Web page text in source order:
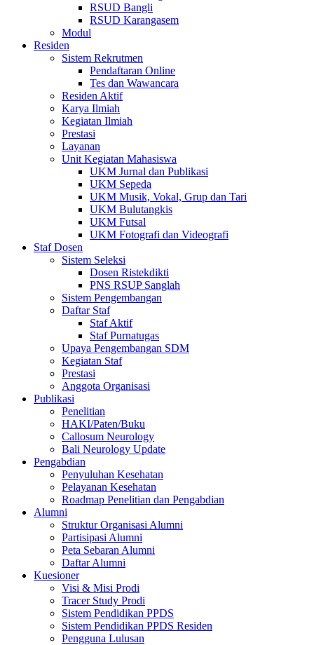
RSUD Bangli
RSUD Karangasem
Modul
Residen
Sistem Rekrutmen
Pendaftaran Online
Tes dan Wawancara
Residen Aktif
Karya Ilmiah
Kegiatan Ilmiah
Prestasi
Layanan
Unit Kegiatan Mahasiswa
UKM Jurnal dan Publikasi
UKM Sepeda
UKM Musik, Vokal, Grup dan Tari
UKM Bulutangkis
UKM Futsal
UKM Fotografi dan Videografi
Staf Dosen
Sistem Seleksi
Dosen Ristekdikti
PNS RSUP Sanglah
Sistem Pengembangan
Daftar Staf
Staf Aktif
Staf Purnatugas
Upaya Pengembangan SDM
Kegiatan Staf
Prestasi
Anggota Organisasi
Publikasi
Penelitian
HAKI/Paten/Buku
Callosum Neurology
Bali Neurology Update
Pengabdian
Penyuluhan Kesehatan
Pelayanan Kesehatan
Roadmap Penelitian dan Pengabdian
Alumni
Struktur Organisasi Alumni
Partisipasi Alumni
Peta Sebaran Alumni
Daftar Alumni
Kuesioner
Visi & Misi Prodi
Tracer Study Prodi
Sistem Pendidikan PPDS
Sistem Pendidikan PPDS Residen
Pengguna Lulusan